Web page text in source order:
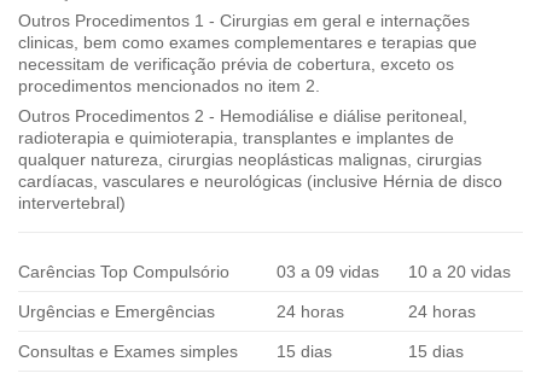
Outros Procedimentos 1 - Cirurgias em geral e internações
clinicas, bem como exames complementares e terapias que
necessitam de verificação prévia de cobertura, exceto os
procedimentos mencionados no item 2.
Outros Procedimentos 2 - Hemodiálise e diálise peritoneal,
radioterapia e quimioterapia, transplantes e implantes de
qualquer natureza, cirurgias neoplásticas malignas, cirurgias
cardíacas, vasculares e neurológicas (inclusive Hérnia de disco
intervertebral)
Carências Top Compulsório 03 a 09 vidas 10 a 20 vidas
Urgências e Emergências 24 horas 24 horas
Consultas e Exames simples 15 dias 15 dias